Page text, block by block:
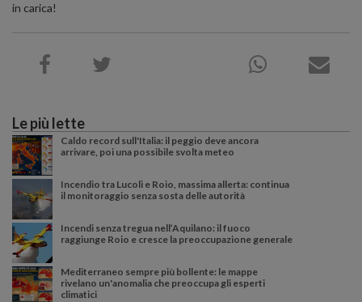
in carica!
Le più lette
Caldo record sull'Italia: il peggio deve ancora
arrivare, poi una possibile svolta meteo
Incendio tra Lucoli e Roio, massima allerta: continua
il monitoraggio senza sosta delle autorità
Incendi senza tregua nell’Aquilano: il fuoco
raggiunge Roio e cresce la preoccupazione generale
Mediterraneo sempre più bollente: le mappe
rivelano un'anomalia che preoccupa gli esperti
climatici